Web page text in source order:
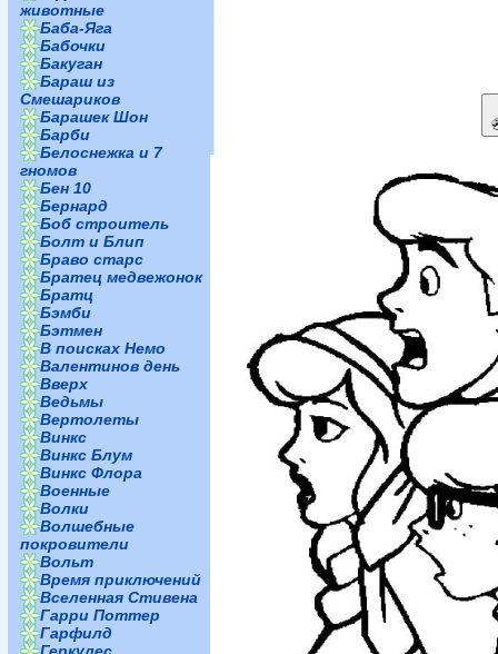
животные
Баба-Яга
Бабочки
Бакуган
Бараш из
Смешариков
Барашек Шон
Барби
Белоснежка и 7
гномов
Бен 10
Бернард
Боб строитель
Болт и Блип
Браво старс
Братец медвежонок
Братц
Бэмби
Бэтмен
В поисках Немо
Валентинов день
Вверх
Ведьмы
Вертолеты
Винкс
Винкс Блум
Винкс Флора
Военные
Волки
Волшебные
покровители
Вольт
Время приключений
Вселенная Стивена
Гарри Поттер
Гарфилд